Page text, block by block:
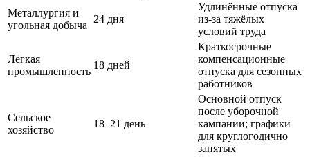
Металлургия и
угольная добыча
24 дня
Удлинённые отпуска
из-за тяжёлых
условий труда
Лёгкая
промышленность
18 дней
Краткосрочные
компенсационные
отпуска для сезонных
работников
Сельское
хозяйство
18–21 день
Основной отпуск
после уборочной
кампании; графики
для круглогодично
занятых